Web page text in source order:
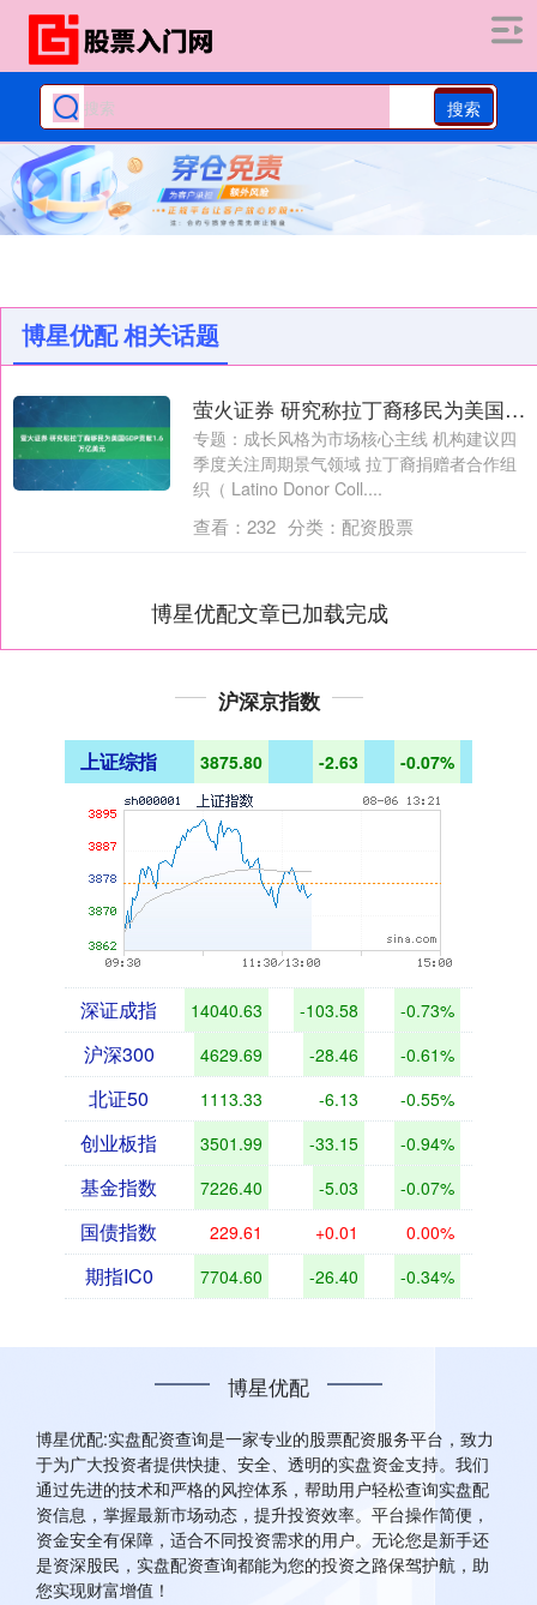
搜索
博星优配 相关话题
萤火证券 研究称拉丁裔移民为美国GDP贡献1.6万亿美元
专题：成长风格为市场核心主线 机构建议四
季度关注周期景气领域 拉丁裔捐赠者合作组
织（ Latino Donor Coll....
查看： 232 分类： 配资股票
博星优配文章已加载完成
沪深京指数
上证综指 3875.80 -2.63 -0.07%
深证成指 14040.63 -103.58 -0.73%
沪深300 4629.69 -28.46 -0.61%
北证50 1113.33 -6.13 -0.55%
创业板指 3501.99 -33.15 -0.94%
基金指数 7226.40 -5.03 -0.07%
国债指数 229.61 +0.01 0.00%
期指IC0 7704.60 -26.40 -0.34%
博星优配
博星优配:实盘配资查询是一家专业的股票配资服务平台，致力
于为广大投资者提供快捷、安全、透明的实盘资金支持。我们
通过先进的技术和严格的风控体系，帮助用户轻松查询实盘配
资信息，掌握最新市场动态，提升投资效率。平台操作简便，
资金安全有保障，适合不同投资需求的用户。无论您是新手还
是资深股民，实盘配资查询都能为您的投资之路保驾护航，助
您实现财富增值！